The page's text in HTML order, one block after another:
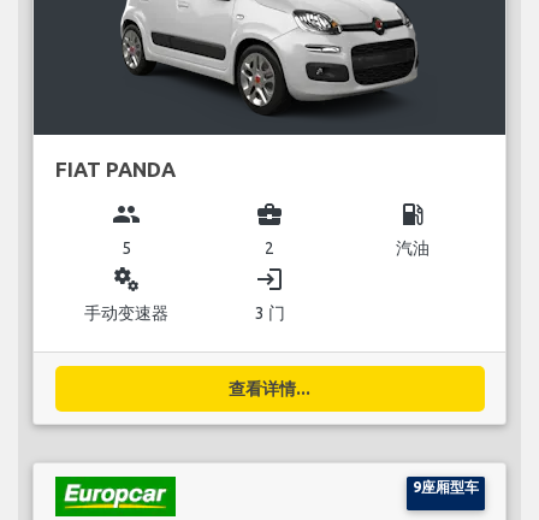
FIAT PANDA
group
5
business_center
2
local_gas_station
汽油
miscellaneous_services
手动变速器
login
3 门
查看详情...
9座厢型车